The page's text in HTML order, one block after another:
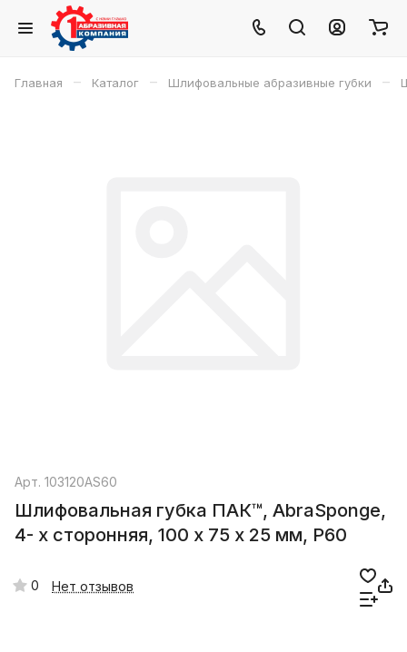
Главная – Каталог – Шлифовальные абразивные губки –
Арт. 103120AS60
Шлифовальная губка ПАК™, AbraSponge,
4- х сторонняя, 100 х 75 х 25 мм, P60
0 Нет отзывов